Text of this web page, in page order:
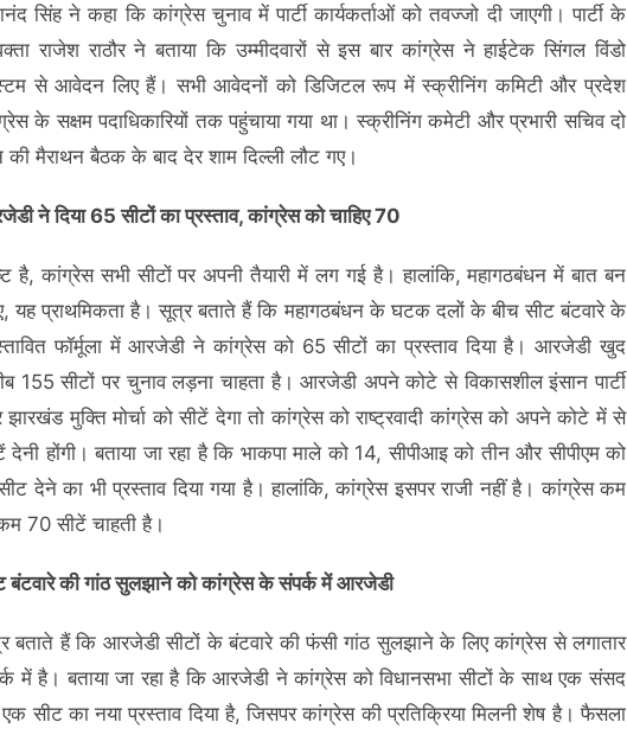
सिंह ने कहा कि कांग्रेस चुनाव में पार्टी कार्यकर्ताओं को तवज्जो दी जाएगी। पार्टी के
राजेश राठौर ने बताया कि उम्मीदवारों से इस बार कांग्रेस ने हाईटेक सिंगल विंडो
से आवेदन लिए हैं। सभी आवेदनों को डिजिटल रूप में स्क्रीनिंग कमिटी और प्रदेश
के सक्षम पदाधिकारियों तक पहुंचाया गया था। स्क्रीनिंग कमेटी और प्रभारी सचिव दो
की मैराथन बैठक के बाद देर शाम दिल्ली लौट गए।
ने दिया 65 सीटों का प्रस्‍ताव, कांग्रेस को चाहिए 70
है, कांग्रेस सभी सीटों पर अपनी तैयारी में लग गई है। हालांकि, महागठबंधन में बात बन
यह प्राथमिकता है। सूत्र बताते हैं कि महागठबंधन के घटक दलों के बीच सीट बंटवारे के
फॉर्मूला में आरजेडी ने कांग्रेस को 65 सीटों का प्रस्‍ताव दिया है। आरजेडी खुद
155 सीटों पर चुनाव लड़ना चाहता है। आरजेडी अपने कोटे से विकासशील इंसान पार्टी
मुक्ति मोर्चा को सीटें देगा तो कांग्रेस को राष्ट्रवादी कांग्रेस को अपने कोटे में से
देनी होंगी। बताया जा रहा है कि भाकपा माले को 14, सीपीआइ को तीन और सीपीएम को
देने का भी प्रस्‍ताव दिया गया है। हालांकि, कांग्रेस इसपर राजी नहीं है। कांग्रेस कम
70 सीटें चाहती है।
बंटवारे की गांठ सुलझाने को कांग्रेस के संपर्क में आरजेडी
बताते हैं कि आरजेडी सीटों के बंटवारे की फंसी गांठ सुलझाने के लिए कांग्रेस से लगातार
में है। बताया जा रहा है कि आरजेडी ने कांग्रेस को विधानसभा सीटों के साथ एक संसद
सीट का नया प्रस्‍ताव दिया है, जिसपर कांग्रेस की प्रतिक्रिया मिलनी शेष है। फैसला